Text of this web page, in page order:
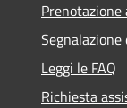
Leggi le FAQ
Richiesta